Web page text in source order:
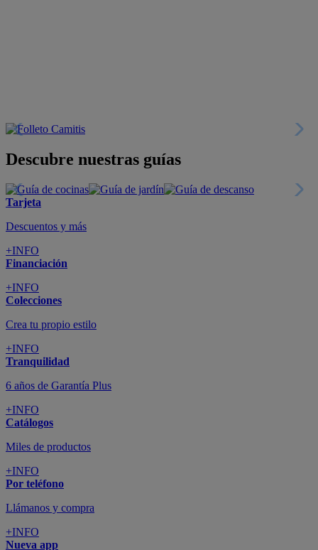
Descubre nuestras guías
Tarjeta
Descuentos y más
+INFO
Financiación
+INFO
Colecciones
Crea tu propio estilo
+INFO
Tranquilidad
6 años de Garantía Plus
+INFO
Catálogos
Miles de productos
+INFO
Por teléfono
Llámanos y compra
+INFO
Nueva app